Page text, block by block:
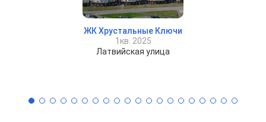
ЖК Хрустальные Ключи
1кв. 2025
Латвийская улица